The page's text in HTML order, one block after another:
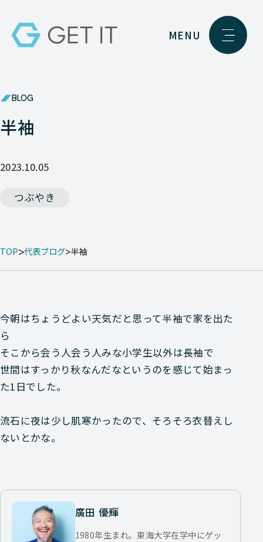
MENU
BLOG
半袖
2023.10.05
つぶやき
TOP 代表ブログ 半袖
今朝はちょうどよい天気だと思って半袖で家を出た
ら
そこから会う人会う人みな小学生以外は長袖で
世間はすっかり秋なんだなというのを感じて始まっ
た1日でした。
流石に夜は少し肌寒かったので、そろそろ衣替えし
ないとかな。
廣田 優輝
1980年生まれ。東海大学在学中にゲッ